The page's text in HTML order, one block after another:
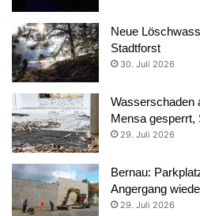
Neue
Stadtforst
30. Juli 2026
Wasserschaden
Mensa gesperrt,
29. Juli 2026
Bernau:
Angergang
29. Juli 2026